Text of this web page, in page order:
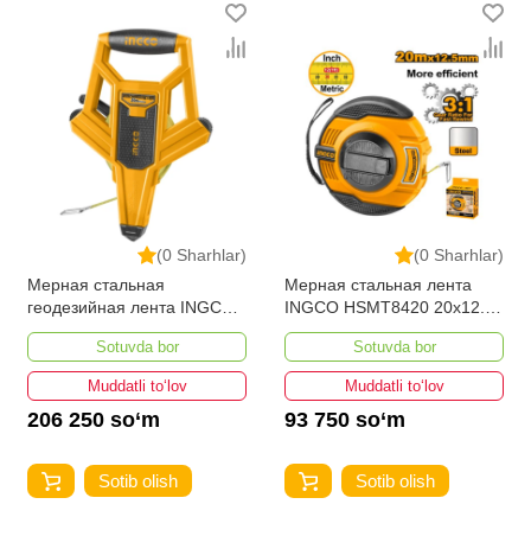
(0 Sharhlar)
Мерная стальная
геодезийная лента INGCO
HSMT8550 50м*12.5 мм
Sotuvda bor
Muddatli to‘lov
206 250 so‘m
Sotib olish
(0 Sharhlar)
Мерная стальная лента
INGCO HSMT8420 20x12.5
мм
Sotuvda bor
Muddatli to‘lov
93 750 so‘m
Sotib olish